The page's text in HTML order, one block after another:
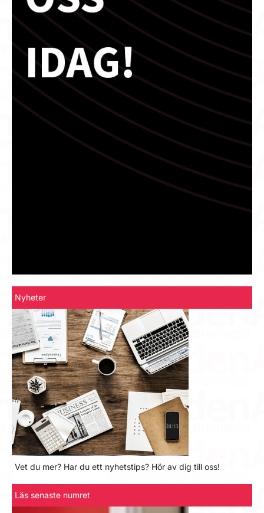
Nyheter
Vet du mer? Har du ett nyhetstips? Hör av dig till oss!
Läs senaste numret